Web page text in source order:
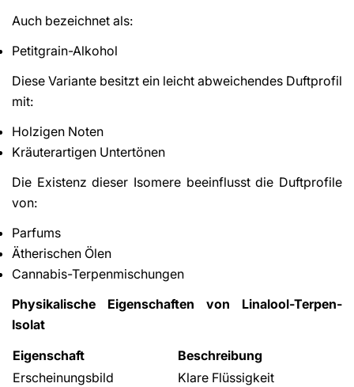
Auch bezeichnet als:
Petitgrain-Alkohol
Diese Variante besitzt ein leicht abweichendes Duftprofil
mit:
Holzigen Noten
Kräuterartigen Untertönen
Die Existenz dieser Isomere beeinflusst die Duftprofile
von:
Parfums
Ätherischen Ölen
Cannabis-Terpenmischungen
Physikalische Eigenschaften von Linalool-Terpen-
Isolat
Eigenschaft
Beschreibung
Erscheinungsbild
Klare Flüssigkeit